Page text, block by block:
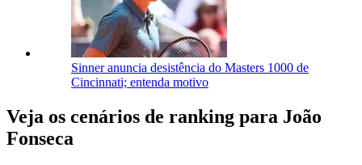
Sinner anuncia desistência do Masters 1000 de
Cincinnati; entenda motivo
Veja os cenários de ranking para João
Fonseca